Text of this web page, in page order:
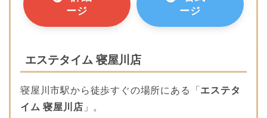
ージ
ージ
エステタイム 寝屋川店
寝屋川市駅から徒歩すぐの場所にある「 エステタ
イム 寝屋川店 」。